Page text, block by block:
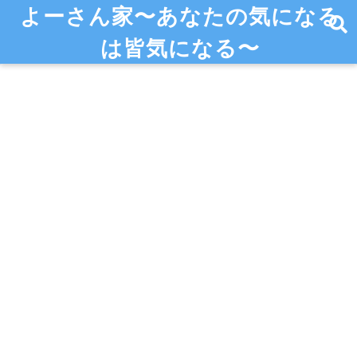
よーさん家〜あなたの気になる
は皆気になる〜